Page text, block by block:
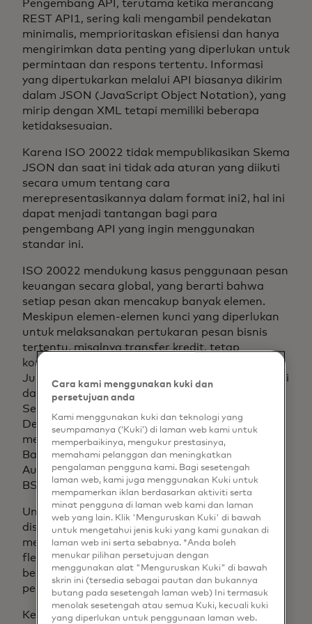
Pengembang API, terutama ketika merancang
REST API1, sering kali mengambil pendekatan
minimalis, memprioritaskan efisiensi dan hanya
mengirimkan data penting yang diperlukan untuk
permintaan dan respons tertentu. Informasi
yang dipertukarkan melalui API biasanya dikirim
dalam JSON (JavaScript Object Notation), yang
mirip dengan XML tetapi memiliki beberapa
ketidaksesuaian.
Karena ISO 20022 tidak mempublikasikan Skema
JSON dan saat ini tidak ada aturan yang diikuti
secara umum tentang cara
merepresentasikannya dalam format ini2, hal ini
dapat menjadi tantangan bagi para
pengembang API yang ingin menggunakan
standar ini.
ISO 20022 mendukung kasus penggunaan pesan
keuangan secara global, yang berarti bahwa
setiap pesan akan mencakup banyak elemen.
Meskipun elemen-elemen kunci yang diperlukan
untuk melaksanakan pertukaran pesan bisnis
tertentu, misalnya transfer kredit, tetap
konsisten (Nama Debitur, Nama Kreditur,
Jumlah, Mata Uang, dll.), namun terdapat variasi
dalam cara elemen-elemen ini digunakan.
Sebagai contoh, di lembaga kliring lokal, Agen
Debitur (Bank Debitur) di Jerman didefinisikan
menggunakan BIC (Kode Pengenal Bisnis) atau
Bankleitzahl (BLZ - berasal dari IBAN), tetapi di
Australia diidentifikasi menggunakan Nomor
BSB (Bank State Branch).
Untuk mengakomodasi hal ini, pesan ISO 20022
disusun sedemikian rupa sehingga Anda dapat
menyediakan salah satu atau keduanya, tetapi
fleksibilitas ini menyebabkan pesan yang lebih
besar daripada yang diperlukan untuk kasus
penggunaan tertentu.
Ketika pengembang mendesain API, dengan
Cara kami menggunakan kuki dan
persetujuan anda
Kami menggunakan kuki dan teknologi yang
seumpamanya (‘Kuki’) di laman web kami untuk
memperbaikinya, mengukur prestasinya,
memahami pelanggan dan meningkatkan
pengalaman pengguna kami. Bagi sesetengah
laman web, kami juga menggunakan Kuki untuk
mempamerkan iklan berdasarkan aktiviti serta
minat pengguna di laman web kami dan laman
web yang lain. Klik 'Menguruskan Kuki' di bawah
untuk mengetahui jenis kuki yang kami gunakan di
laman web ini serta sebabnya. *Anda boleh
menukar pilihan persetujuan dengan
menggunakan alat "Menguruskan Kuki" di bawah
skrin ini (tersedia sebagai pautan dan bukannya
butang pada sesetengah laman web) Ini termasuk
menolak sesetengah atau semua Kuki, kecuali kuki
yang diperlukan untuk penggunaan laman web.